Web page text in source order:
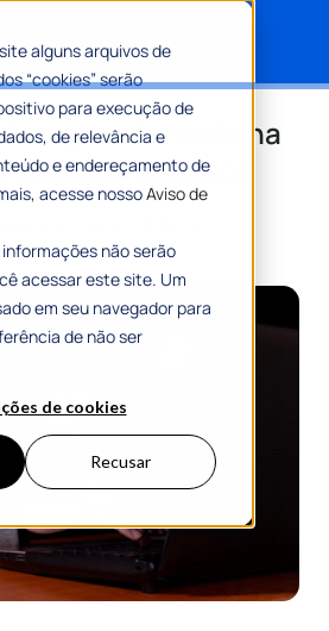
alguns arquivos de
“cookies” serão
para execução de
de relevância e
e endereçamento de
acesse nossoAviso de
não serão
acessar este site. Um
em seu navegador para
de não ser
de cookies
Recusar
o que ela muda na
públicos